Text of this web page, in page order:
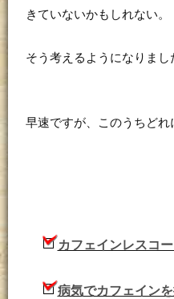
きていないかもしれない。
そう考えるようになりまし
早速ですが、このうちどれ
カフェインレスコ
病気でカフェイン